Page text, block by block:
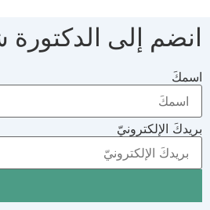
انضم إلى
اسمكَ
بريدكَ الإلكترونيّ